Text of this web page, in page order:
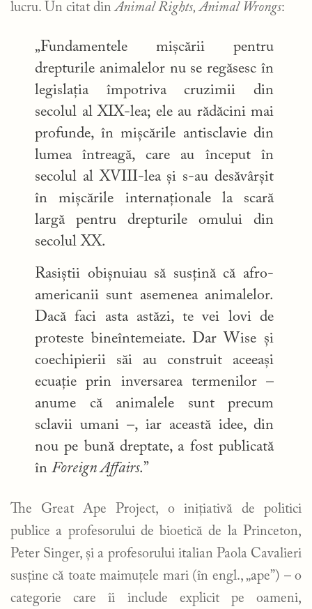
lucru. Un citat dinAnimal Rights, Animal Wrongs:
„Fundamentele mișcării pentru
drepturile animalelor nu se regăsesc în
legislația împotriva cruzimii din
secolul al XIX-lea; ele au rădăcini mai
profunde, în mișcările antisclavie din
lumea întreagă, care au început în
secolul al XVIII-lea și s-au desăvârșit
în mișcările internaționale la scară
largă pentru drepturile omului din
secolul XX.
Rasiștii obișnuiau să susțină că afro-
americanii sunt asemenea animalelor.
Dacă faci asta astăzi, te vei lovi de
proteste bineîntemeiate. Dar Wise și
coechipierii săi au construit aceeași
ecuație prin inversarea termenilor –
anume că animalele sunt precum
sclavii umani –, iar această idee, din
nou pe bună dreptate, a fost publicată
în Foreign Affairs.”
The Great Ape Project, o inițiativă de politici
publice a profesorului de bioetică de la Princeton,
Peter Singer, și a profesorului italian Paola Cavalieri
susține că toate maimuțele mari (în engl., „ape”) – o
categorie care îi include explicit pe oameni,